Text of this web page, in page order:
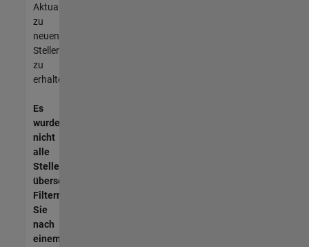
Aktualisierungen
zu
neuen
Stellenangeboten
zu
erhalten.
Es
wurden
nicht
alle
Stellen
übersetzt.
Filtern
Sie
nach
einem